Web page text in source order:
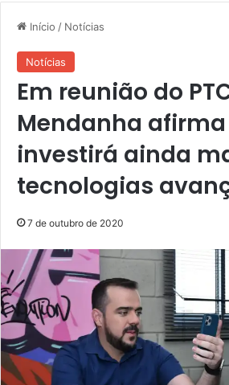
Início / Notícias
Notícias
Em reunião do
Mendanha
investirá ainda
tecnologias
7 de outubro de 2020